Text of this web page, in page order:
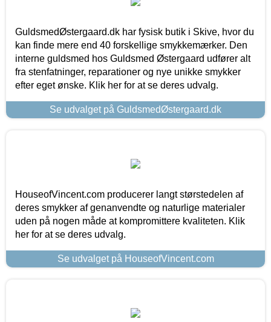
GuldsmedØstergaard.dk har fysisk butik i Skive, hvor du
kan finde mere end 40 forskellige smykkemærker. Den
interne guldsmed hos Guldsmed Østergaard udfører alt
fra stenfatninger, reparationer og nye unikke smykker
efter eget ønske. Klik her for at se deres udvalg.
Se udvalget på GuldsmedØstergaard.dk
HouseofVincent.com producerer langt størstedelen af
deres smykker af genanvendte og naturlige materialer
uden på nogen måde at kompromittere kvaliteten. Klik
her for at se deres udvalg.
Se udvalget på HouseofVincent.com